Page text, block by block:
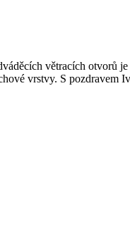
větracích otvorů
vrstvy. S pozdravem